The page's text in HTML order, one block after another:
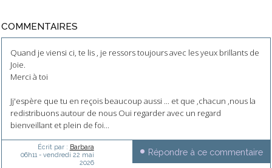
COMMENTAIRES
Quand je viensi ci, te lis , je ressors toujours avec les yeux brillants de
Joie.
Merci à toi
Jj'espère que tu en reçois beaucoup aussi ... et que ,chacun ,nous la
redistribuons autour de nous Oui regarder avec un regard
bienveillant et plein de foi...
Écrit par : Barbara
06h11 - vendredi 22 mai
2026
Répondre à ce commentaire